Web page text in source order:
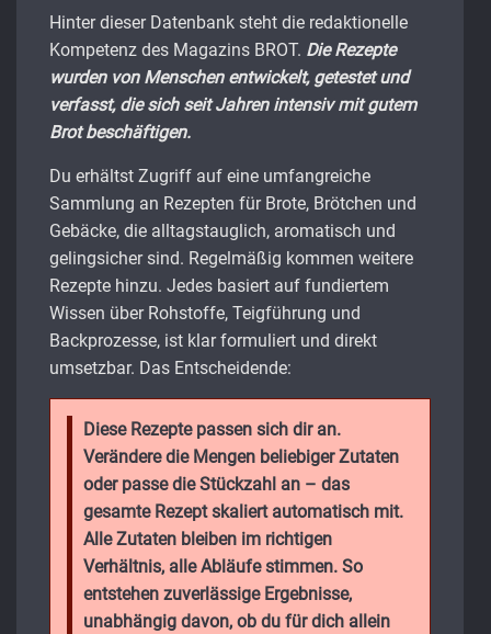
Hinter dieser Datenbank steht die redaktionelle
Kompetenz des Magazins BROT. Die Rezepte
wurden von Menschen entwickelt, getestet und
verfasst, die sich seit Jahren intensiv mit gutem
Brot beschäftigen.
Du erhältst Zugriff auf eine umfangreiche
Sammlung an Rezepten für Brote, Brötchen und
Gebäcke, die alltagstauglich, aromatisch und
gelingsicher sind. Regelmäßig kommen weitere
Rezepte hinzu. Jedes basiert auf fundiertem
Wissen über Rohstoffe, Teigführung und
Backprozesse, ist klar formuliert und direkt
umsetzbar. Das Entscheidende:
Diese Rezepte passen sich dir an.
Verändere die Mengen beliebiger Zutaten
oder passe die Stückzahl an – das
gesamte Rezept skaliert automatisch mit.
Alle Zutaten bleiben im richtigen
Verhältnis, alle Abläufe stimmen. So
entstehen zuverlässige Ergebnisse,
unabhängig davon, ob du für dich allein